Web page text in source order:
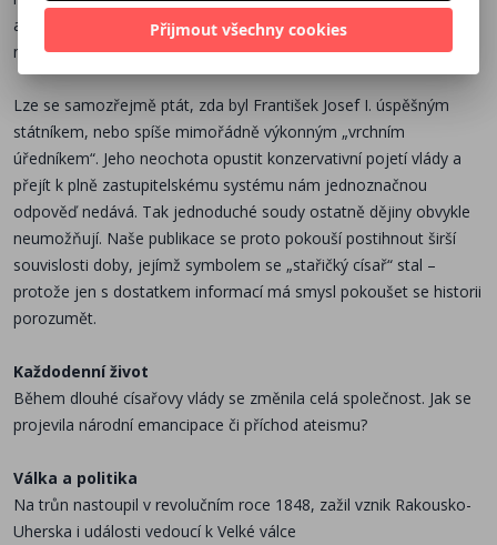
Sám císař se svými aktivitami držel spíše zkrátka, přispěl ale
třeba na stavbu Národního divadla
Habsburkové
Milovaná Sissi se stala obětí atentátu, dědic trůnu si vzal život a
dědicové trůnu zažili konec monarchie
a který se stal jedním z kořenů pozdější nostalgie po éře c. k.
monarchie.
Lze se samozřejmě ptát, zda byl František Josef I. úspěšným
státníkem, nebo spíše mimořádně výkonným „vrchním
úředníkem“. Jeho neochota opustit konzervativní pojetí vlády a
přejít k plně zastupitelskému systému nám jednoznačnou
odpověď nedává. Tak jednoduché soudy ostatně dějiny obvykle
neumožňují. Naše publikace se proto pokouší postihnout širší
souvislosti doby, jejímž symbolem se „stařičký císař“ stal –
protože jen s dostatkem informací má smysl pokoušet se historii
porozumět.
Každodenní život
Během dlouhé císařovy vlády se změnila celá společnost. Jak se
projevila národní emancipace či příchod ateismu?
Válka a politika
Na trůn nastoupil v revolučním roce 1848, zažil vznik Rakousko-
Uherska i události vedoucí k Velké válce
Přijmout všechny cookies